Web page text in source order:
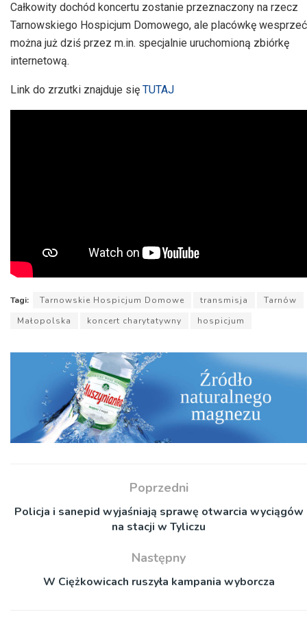
Całkowity dochód koncertu zostanie przeznaczony na rzecz
Tarnowskiego Hospicjum Domowego, ale placówkę wesprzeć
można już dziś przez m.in. specjalnie uruchomioną zbiórkę
internetową.
Link do zrzutki znajduje się TUTAJ
Tagi: Tarnowskie Hospicjum Domowe transmisja
Tarnów
Małopolska
koncert charytatywny hospicjum
Poprzedni
Policja i sanepid wyjaśniają sprawę otwarcia wyciągów
na stacji w Tyliczu
Następny
W Ciężkowicach ruszyła kampania wyborcza